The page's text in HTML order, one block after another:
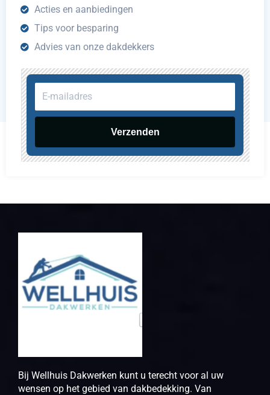
Acties en aanbiedingen
Tips voor besparing
Advies van onze dakdekkers
mailadres
Verzenden
Bij Wellhuis Dakwerken kunt u terecht voor al uw
wensen op het gebied van dakbedekking. Van